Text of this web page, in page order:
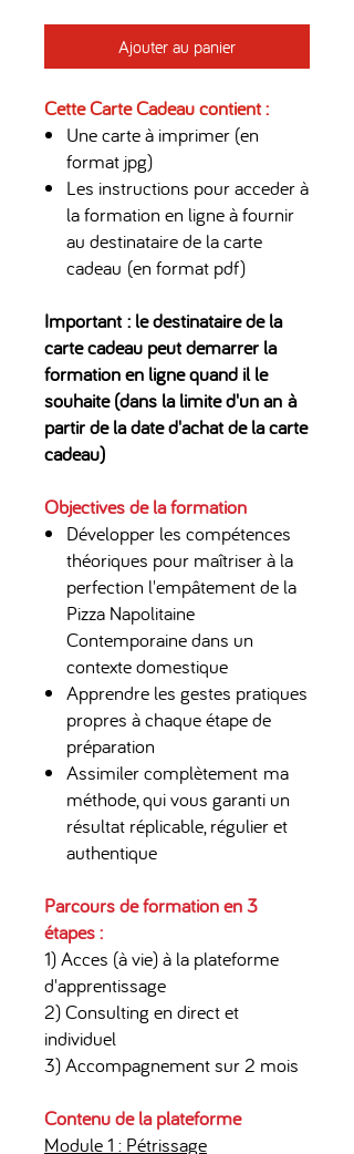
Ajouter au panier
Cette Carte Cadeau contient :
Une carte à imprimer (en
format jpg)
Les instructions pour acceder à
la formation en ligne à fournir
au destinataire de la carte
cadeau (en format pdf)
Important : le destinataire de la
carte cadeau peut demarrer la
formation en ligne quand il le
souhaite (dans la limite d'un an à
partir de la date d'achat de la carte
cadeau)
Objectives de la formation
Développer les compétences
théoriques pour maîtriser à la
perfection l'empâtement de la
Pizza Napolitaine
Contemporaine dans un
contexte domestique
Apprendre les gestes pratiques
propres à chaque étape de
préparation
Assimiler complètement ma
méthode, qui vous garanti un
résultat réplicable, régulier et
authentique
Parcours de formation en 3
étapes :
1) Acces (à vie) à la plateforme
d'apprentissage
2) Consulting en direct et
individuel
3) Accompagnement sur 2 mois
Contenu de la plateforme
Module 1 : Pétrissage